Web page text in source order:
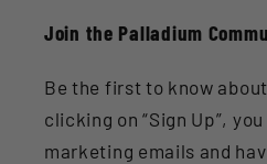
Join the Palladium
Be the first to know
clicking on “Sign Up”,
marketing emails and